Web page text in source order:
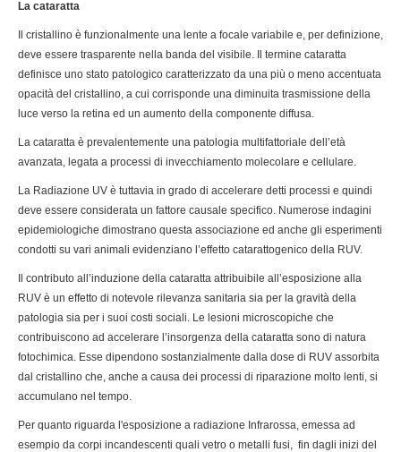
La cataratta
Il cristallino è funzionalmente una lente a focale variabile e, per definizione,
deve essere trasparente nella banda del visibile. Il termine cataratta
definisce uno stato patologico caratterizzato da una più o meno accentuata
opacità del cristallino, a cui corrisponde una diminuita trasmissione della
luce verso la retina ed un aumento della componente diffusa.
La cataratta è prevalentemente una patologia multifattoriale dell’età
avanzata, legata a processi di invecchiamento molecolare e cellulare.
La Radiazione UV è tuttavia in grado di accelerare detti processi e quindi
deve essere considerata un fattore causale specifico. Numerose indagini
epidemiologiche dimostrano questa associazione ed anche gli esperimenti
condotti su vari animali evidenziano l’effetto catarattogenico della RUV.
Il contributo all’induzione della cataratta attribuibile all’esposizione alla
RUV è un effetto di notevole rilevanza sanitaria sia per la gravità della
patologia sia per i suoi costi sociali. Le lesioni microscopiche che
contribuiscono ad accelerare l’insorgenza della cataratta sono di natura
fotochimica. Esse dipendono sostanzialmente dalla dose di RUV assorbita
dal cristallino che, anche a causa dei processi di riparazione molto lenti, si
accumulano nel tempo.
Per quanto riguarda l'esposizione a radiazione Infrarossa, emessa ad
esempio da corpi incandescenti quali vetro o metalli fusi, fin dagli inizi del